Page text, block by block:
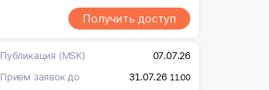
Получить доступ
Публикация (MSK)
07.07.26
Прием заявок до
31.07.26 11:00